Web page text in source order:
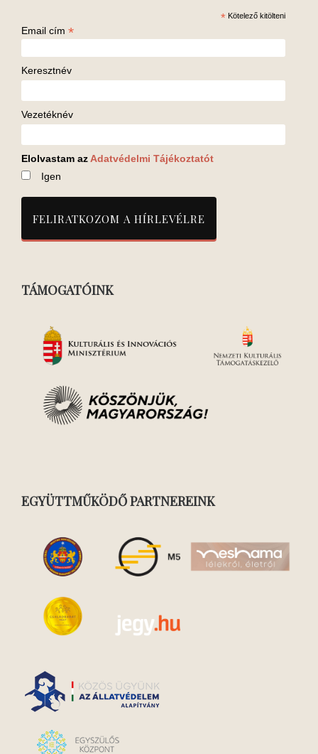
* Kötelező kitölteni
Email cím *
Keresztnév
Vezetéknév
Elolvastam az Adatvédelmi Tájékoztatót
Igen
TÁMOGATÓINK
EGYÜTTMŰKÖDŐ PARTNEREINK